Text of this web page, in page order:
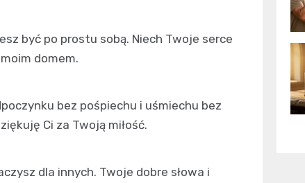
być po prostu sobą. Niech Twoje serce
domem.
bez pośpiechu i uśmiechu bez
Ci za Twoją miłość.
dla innych. Twoje dobre słowa i